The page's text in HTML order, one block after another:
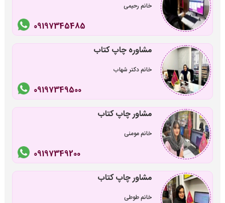
خانم رحیمی
09197345485
مشاوره چاپ کتاب
خانم دکتر شهاب
09197349500
مشاور چاپ کتاب
خانم مومنی
09197349200
مشاور چاپ کتاب
خانم طوطی